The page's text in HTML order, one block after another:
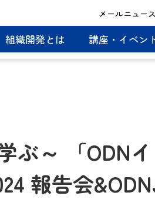
メールニュー
組織開発とは 講座・イベン
ぶ～ 「ODN
報告会